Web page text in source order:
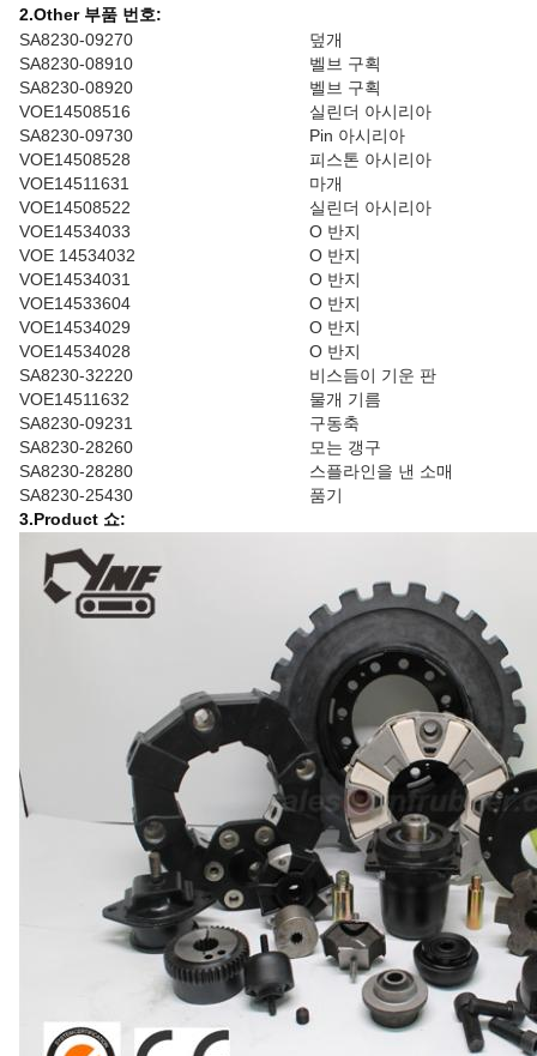
2.Other 부품 번호:
SA8230-09270
덮개
SA8230-08910
벨브 구획
SA8230-08920
벨브 구획
VOE14508516
실린더 아시리아
SA8230-09730
Pin 아시리아
VOE14508528
피스톤 아시리아
VOE14511631
마개
VOE14508522
실린더 아시리아
VOE14534033
O 반지
VOE 14534032
O 반지
VOE14534031
O 반지
VOE14533604
O 반지
VOE14534029
O 반지
VOE14534028
O 반지
SA8230-32220
비스듬이 기운 판
VOE14511632
물개 기름
SA8230-09231
구동축
SA8230-28260
모는 갱구
SA8230-28280
스플라인을 낸 소매
SA8230-25430
품기
3.Product 쇼: